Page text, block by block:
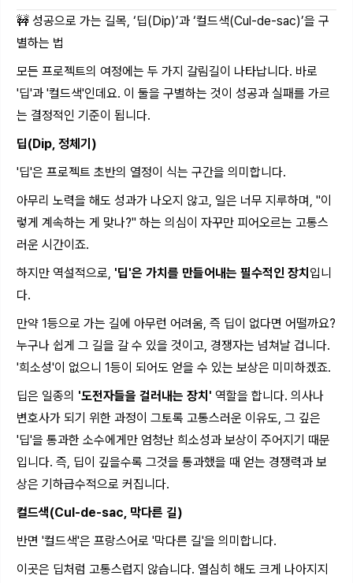
🚧 성공으로 가는 길목, ‘딥(Dip)’과 ‘컬드색(Cul-de-sac)’을 구
별하는 법
모든 프로젝트의 여정에는 두 가지 갈림길이 나타납니다. 바로
'딥'과 '컬드색'인데요. 이 둘을 구별하는 것이 성공과 실패를 가르
는 결정적인 기준이 됩니다.
딥(Dip, 정체기)
'딥'은 프로젝트 초반의 열정이 식는 구간을 의미합니다.
아무리 노력을 해도 성과가 나오지 않고, 일은 너무 지루하며, "이
렇게 계속하는 게 맞나?" 하는 의심이 자꾸만 피어오르는 고통스
러운 시간이죠.
하지만 역설적으로, '딥'은 가치를 만들어내는 필수적인 장치 입니
다.
만약 1등으로 가는 길에 아무런 어려움, 즉 딥이 없다면 어떨까요?
누구나 쉽게 그 길을 갈 수 있을 것이고, 경쟁자는 넘쳐날 겁니다.
'희소성'이 없으니 1등이 되어도 얻을 수 있는 보상은 미미하겠죠.
딥은 일종의 '도전자들을 걸러내는 장치' 역할을 합니다. 의사나
변호사가 되기 위한 과정이 그토록 고통스러운 이유도, 그 깊은
'딥'을 통과한 소수에게만 엄청난 희소성과 보상이 주어지기 때문
입니다. 즉, 딥이 깊을수록 그것을 통과했을 때 얻는 경쟁력과 보
상은 기하급수적으로 커집니다.
컬드색(Cul-de-sac, 막다른 길)
반면 '컬드색'은 프랑스어로 '막다른 길'을 의미합니다.
이곳은 딥처럼 고통스럽지 않습니다. 열심히 해도 크게 나아지지